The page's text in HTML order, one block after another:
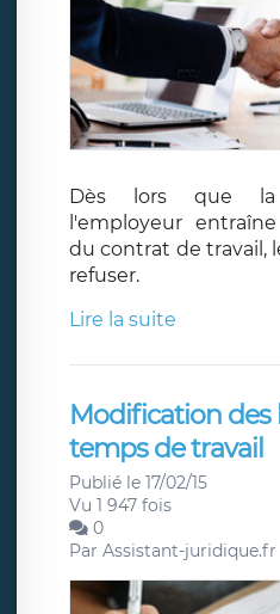
Dès lors que la
l'employeur
du contrat de travail,
refuser.
Lire la suite
Modification
temps de travail
Publié le 17/02/15
Vu 1 947 fois
0
Par Assistant-juridique.fr